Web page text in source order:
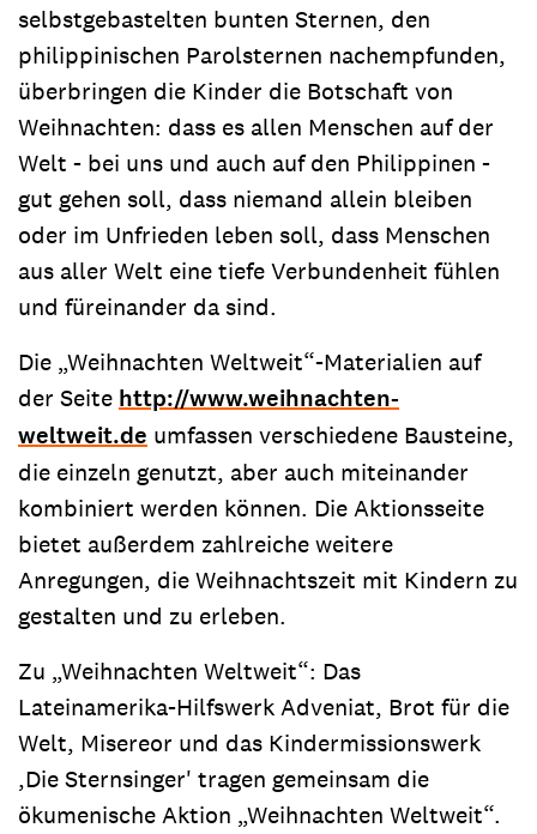
selbstgebastelten bunten Sternen, den
philippinischen Parolsternen nachempfunden,
überbringen die Kinder die Botschaft von
Weihnachten: dass es allen Menschen auf der
Welt - bei uns und auch auf den Philippinen -
gut gehen soll, dass niemand allein bleiben
oder im Unfrieden leben soll, dass Menschen
aus aller Welt eine tiefe Verbundenheit fühlen
und füreinander da sind.
Die „Weihnachten Weltweit“-Materialien auf
der Seite http://www.weihnachten-
weltweit.de umfassen verschiedene Bausteine,
die einzeln genutzt, aber auch miteinander
kombiniert werden können. Die Aktionsseite
bietet außerdem zahlreiche weitere
Anregungen, die Weihnachtszeit mit Kindern zu
gestalten und zu erleben.
Zu „Weihnachten Weltweit“: Das
Lateinamerika-Hilfswerk Adveniat, Brot für die
Welt, Misereor und das Kindermissionswerk
,Die Sternsinger' tragen gemeinsam die
ökumenische Aktion „Weihnachten Weltweit“.